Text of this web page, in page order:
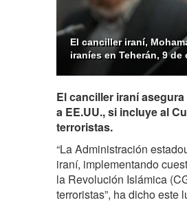
El canciller iraní,
iraníes en Teherán, 9 de
El canciller iraní
a EE.UU., si incluye al
terroristas.
“La Administración
iraní, implementando
la Revolución Islámica
terroristas”, ha dicho este